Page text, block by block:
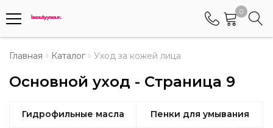
0
Телефоны
+375 (29) 8405655
+375 (29) 5487677
Главная Каталог Уход за кожей лица
Основной уход - Страница 9
Гидрофильные масла Пенки для умывания